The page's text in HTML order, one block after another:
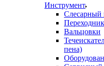
Инструмент
Слесарный
Вальцовки
пена)